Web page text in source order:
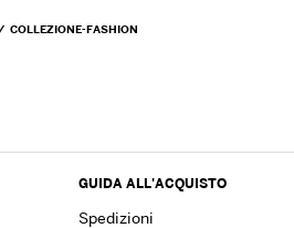
COLLEZIONE-FASHION
GUIDA ALL'ACQUISTO
Spedizioni